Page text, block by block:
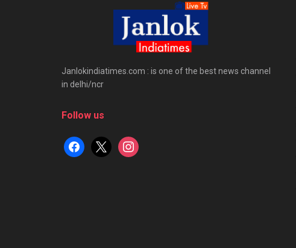
Janlokindiatimes.com : is one of the best news channel
in delhi/ncr
Follow us
facebook
x instagram